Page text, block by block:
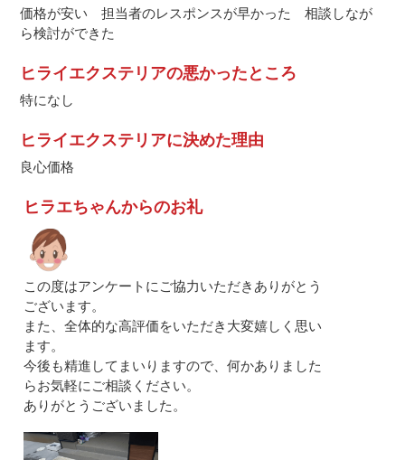
価格が安い 担当者のレスポンスが早かった 相談しなが
ら検討ができた
ヒライエクステリアの悪かったところ
特になし
ヒライエクステリアに決めた理由
良心価格
ヒラエちゃんからのお礼
この度はアンケートにご協力いただきありがとう
ございます。
また、全体的な高評価をいただき大変嬉しく思い
ます。
今後も精進してまいりますので、何かありました
らお気軽にご相談ください。
ありがとうございました。